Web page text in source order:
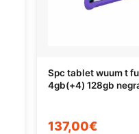
Spc tablet wuum t
4gb(+4) 128gb
137,00€